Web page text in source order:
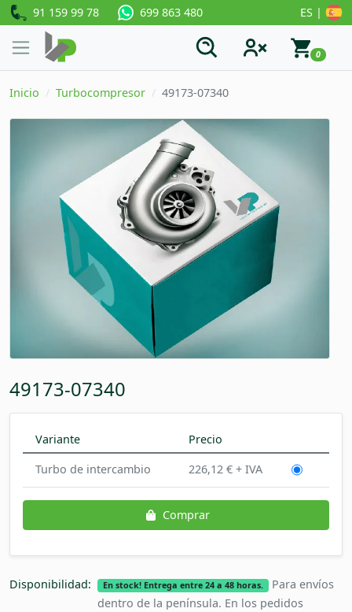
91 159 99 78 699 863 480 ES |
0
Inicio Turbocompresor 49173-07340
49173-07340
Variante
Precio
Turbo de intercambio
226,12 € + IVA
Comprar
Disponibilidad: En stock! Entrega entre 24 a 48 horas.
Para envíos
dentro de la península. En los pedidos